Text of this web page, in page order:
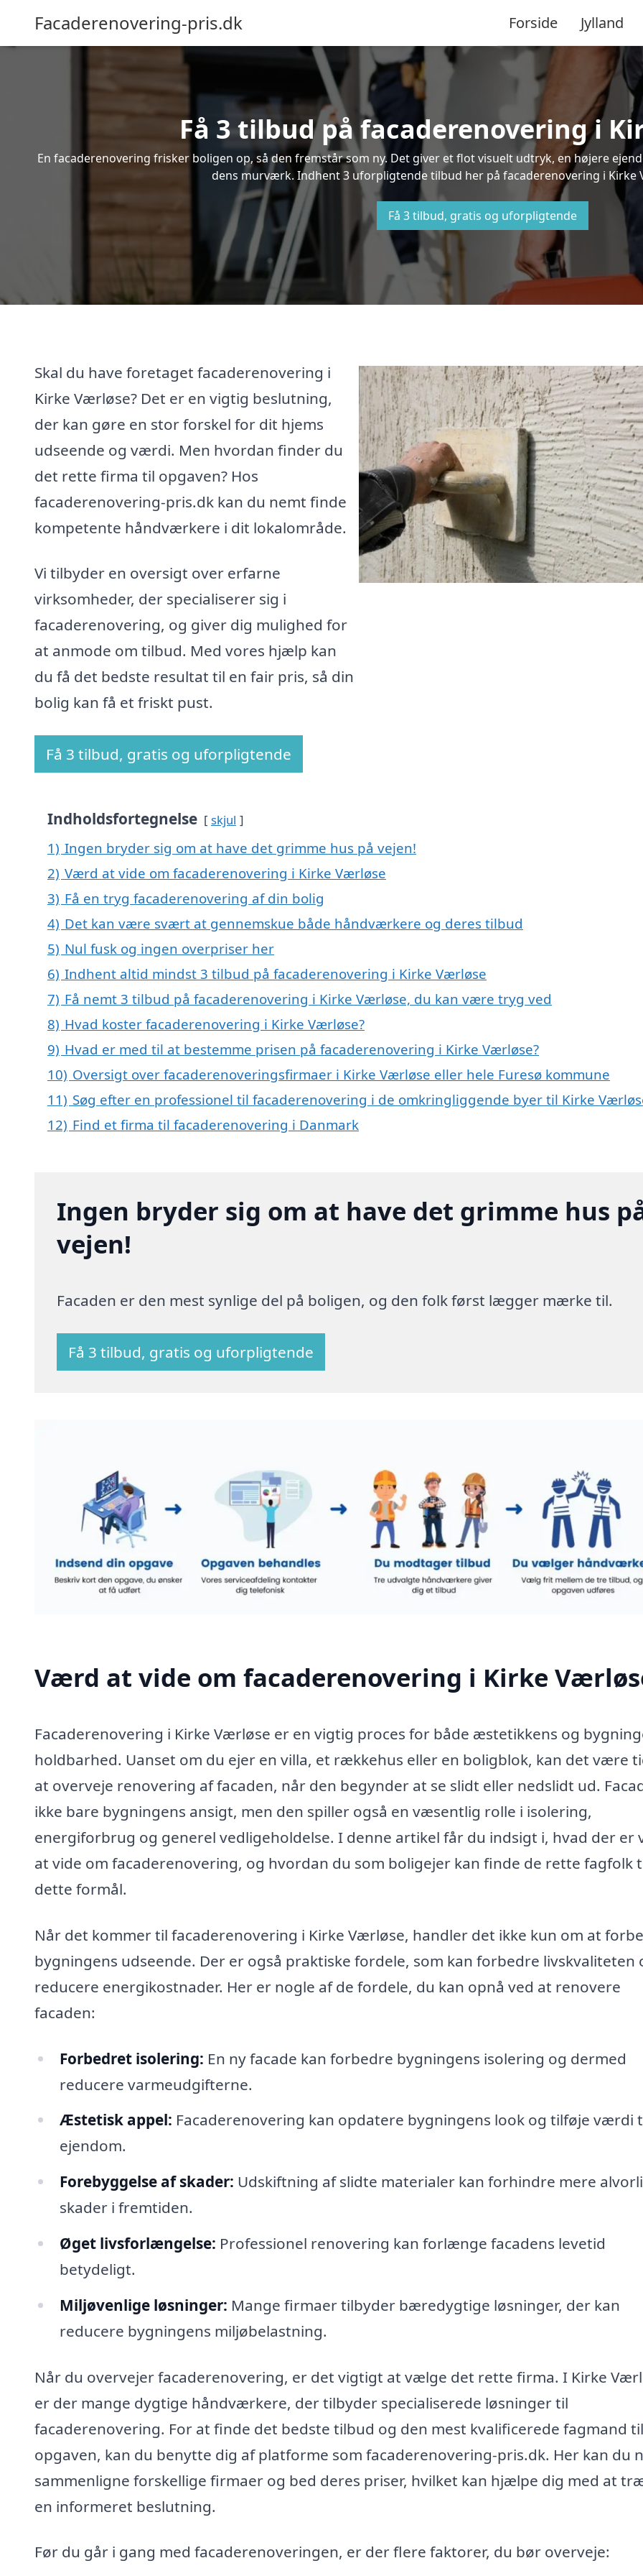
Facaderenovering-pris.dk Forside Jylland
Få 3 tilbud på facaderenovering i
En facaderenovering frisker boligen op, så den fremstår som ny. Det giver et flot visuelt udtryk, en højere
dens murværk. Indhent 3 uforpligtende tilbud her på facaderenovering i Kirke
Få 3 tilbud, gratis og uforpligtende
Skal du have foretaget facaderenovering i
Kirke Værløse? Det er en vigtig beslutning,
der kan gøre en stor forskel for dit hjems
udseende og værdi. Men hvordan finder du
det rette firma til opgaven? Hos
facaderenovering-pris.dk kan du nemt finde
kompetente håndværkere i dit lokalområde.
Vi tilbyder en oversigt over erfarne
virksomheder, der specialiserer sig i
facaderenovering, og giver dig mulighed for
at anmode om tilbud. Med vores hjælp kan
du få det bedste resultat til en fair pris, så din
bolig kan få et friskt pust.
Få 3 tilbud, gratis og uforpligtende
Indholdsfortegnelse skjul
1) Ingen bryder sig om at have det grimme hus på vejen!
2) Værd at vide om facaderenovering i Kirke Værløse
3) Få en tryg facaderenovering af din bolig
4) Det kan være svært at gennemskue både håndværkere og deres tilbud
5) Nul fusk og ingen overpriser her
6) Indhent altid mindst 3 tilbud på facaderenovering i Kirke Værløse
7) Få nemt 3 tilbud på facaderenovering i Kirke Værløse, du kan være tryg ved
8) Hvad koster facaderenovering i Kirke Værløse?
9) Hvad er med til at bestemme prisen på facaderenovering i Kirke Værløse?
10) Oversigt over facaderenoveringsfirmaer i Kirke Værløse eller hele Furesø kommune
11) Søg efter en professionel til facaderenovering i de omkringliggende byer til Kirke
12) Find et firma til facaderenovering i Danmark
Ingen bryder sig om at have det grimme hus
vejen!
Facaden er den mest synlige del på boligen, og den folk først lægger mærke til.
Få 3 tilbud, gratis og uforpligtende
Værd at vide om facaderenovering i Kirke
Facaderenovering i Kirke Værløse er en vigtig proces for både æstetikkens og
holdbarhed. Uanset om du ejer en villa, et rækkehus eller en boligblok, kan det være
at overveje renovering af facaden, når den begynder at se slidt eller nedslidt ud.
ikke bare bygningens ansigt, men den spiller også en væsentlig rolle i isolering,
energiforbrug og generel vedligeholdelse. I denne artikel får du indsigt i, hvad der er
at vide om facaderenovering, og hvordan du som boligejer kan finde de rette fagfolk
dette formål.
Når det kommer til facaderenovering i Kirke Værløse, handler det ikke kun om at
bygningens udseende. Der er også praktiske fordele, som kan forbedre livskvaliteten
reducere energikostnader. Her er nogle af de fordele, du kan opnå ved at renovere
facaden:
Forbedret isolering: En ny facade kan forbedre bygningens isolering og dermed
reducere varmeudgifterne.
Æstetisk appel: Facaderenovering kan opdatere bygningens look og tilføje værdi
ejendom.
Forebyggelse af skader: Udskiftning af slidte materialer kan forhindre mere
skader i fremtiden.
Øget livsforlængelse: Professionel renovering kan forlænge facadens levetid
betydeligt.
Miljøvenlige løsninger: Mange firmaer tilbyder bæredygtige løsninger, der kan
reducere bygningens miljøbelastning.
Når du overvejer facaderenovering, er det vigtigt at vælge det rette firma. I Kirke
er der mange dygtige håndværkere, der tilbyder specialiserede løsninger til
facaderenovering. For at finde det bedste tilbud og den mest kvalificerede fagmand til
opgaven, kan du benytte dig af platforme som facaderenovering-pris.dk. Her kan du
sammenligne forskellige firmaer og bed deres priser, hvilket kan hjælpe dig med at
en informeret beslutning.
Før du går i gang med facaderenoveringen, er der flere faktorer, du bør overveje: